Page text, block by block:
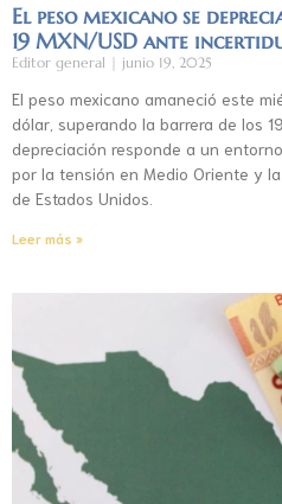
El peso mexicano se
19 MXN/USD ante
Editor general junio 19, 2025
El peso mexicano amaneció este
dólar, superando la barrera de los
depreciación responde a un
por la tensión en Medio Oriente y
de Estados Unidos.
Leer más »